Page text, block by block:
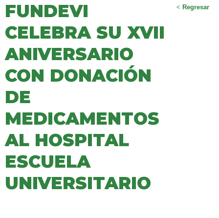
< Regresar
FUNDEVI
CELEBRA SU XVII
ANIVERSARIO
CON DONACIÓN
DE
MEDICAMENTOS
AL HOSPITAL
ESCUELA
UNIVERSITARIO